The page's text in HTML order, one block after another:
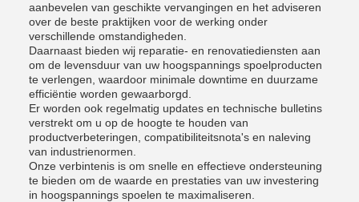
aanbevelen van geschikte vervangingen en het adviseren
over de beste praktijken voor de werking onder
verschillende omstandigheden.
Daarnaast bieden wij reparatie- en renovatiediensten aan
om de levensduur van uw hoogspannings spoelproducten
te verlengen, waardoor minimale downtime en duurzame
efficiëntie worden gewaarborgd.
Er worden ook regelmatig updates en technische bulletins
verstrekt om u op de hoogte te houden van
productverbeteringen, compatibiliteitsnota's en naleving
van industrienormen.
Onze verbintenis is om snelle en effectieve ondersteuning
te bieden om de waarde en prestaties van uw investering
in hoogspannings spoelen te maximaliseren.